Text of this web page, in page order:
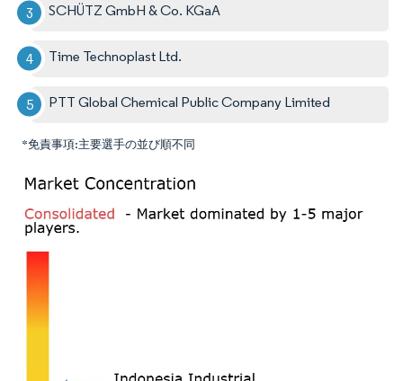
SCHÜTZ GmbH & Co. KGaA
Time Technoplast Ltd.
PTT Global Chemical Public Company Limited
*免責事項:主要選手の並び順不同